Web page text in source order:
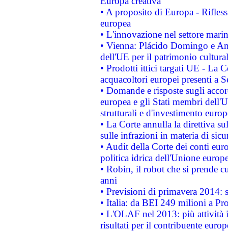
• A proposito di Europa -
europea
• L'innovazione nel settore
• Vienna: Plácido Domingo e
dell'UE per il patrimonio
• Prodotti ittici targati UE - La
acquacoltori europei presenti a
• Domande e risposte sugli
europea e gli Stati membri
strutturali e d'investimento
• La Corte annulla la direttiva
sulle infrazioni in materia di
• Audit della Corte dei conti
politica idrica dell'Unione
• Robin, il robot che si prende
anni
• Previsioni di primavera 2014:
• Italia: da BEI 249 milioni a
• L'OLAF nel 2013: più attività
risultati per il contribuente